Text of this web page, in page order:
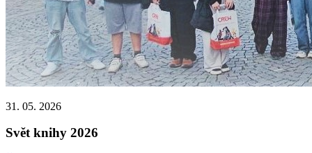
31. 05. 2026
Svět knihy 2026